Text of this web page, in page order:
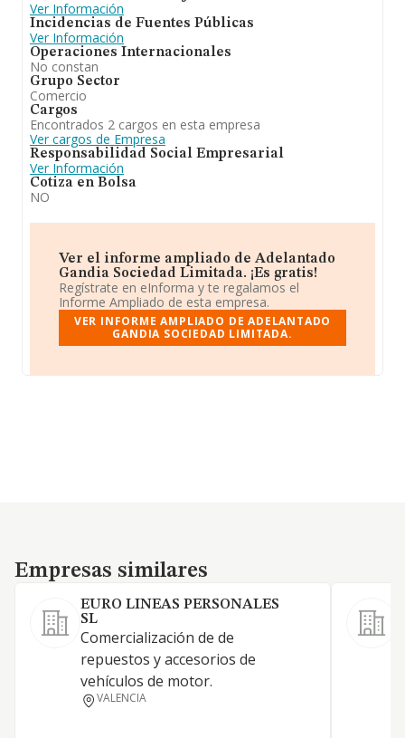
Ver Información
Incidencias de Fuentes Públicas
Ver Información
Operaciones Internacionales
No constan
Grupo Sector
Comercio
Cargos
Encontrados 2 cargos en esta empresa
Ver cargos de Empresa
Responsabilidad Social Empresarial
Ver Información
Cotiza en Bolsa
NO
Ver el informe ampliado de Adelantado
Gandia Sociedad Limitada. ¡Es gratis!
Regístrate en eInforma y te regalamos el
Informe Ampliado de esta empresa.
VER INFORME AMPLIADO DE ADELANTADO
GANDIA SOCIEDAD LIMITADA.
Empresas similares
Empresas similares
EURO LINEAS PERSONALES
SL
Comercialización de de
repuestos y accesorios de
vehículos de motor.
VALENCIA